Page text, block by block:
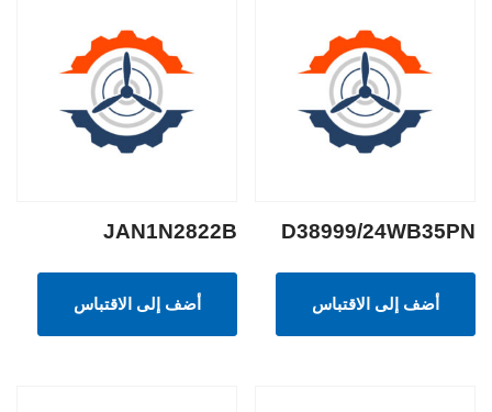
D38999/24WB35PN
أضف إلى الاقتباس
JAN1N2822B
أضف إلى الاقتباس